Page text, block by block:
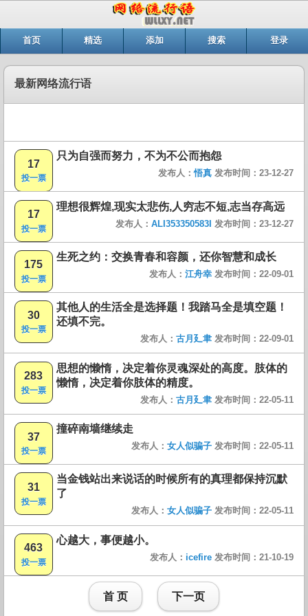
首页 精选 添加 搜索 登录
最新网络流行语
17
投一票
只为自强而努力，不为不公而抱怨
发布人：悟真 发布时间：23-12-27
17
投一票
理想很辉煌,现实太悲伤,人穷志不短,志当存高远
发布人： ALI353350583I 发布时间：23-12-27
175
投一票
生死之约：交换青春和容颜，还你智慧和成长
发布人： 江舟幸 发布时间：22-09-01
30
投一票
其他人的生活全是选择题！我踏马全是填空题！
还填不完。
发布人： 古月廴聿 发布时间：22-09-01
283
投一票
思想的懒惰，决定着你灵魂深处的高度。肢体的
懒惰，决定着你肢体的精度。
发布人： 古月廴聿 发布时间：22-05-11
37
投一票
撞碎南墙继续走
发布人： 女人似骗子 发布时间：22-05-11
31
投一票
当金钱站出来说话的时候所有的真理都保持沉默
了
发布人： 女人似骗子 发布时间：22-05-11
463
投一票
心越大，事便越小。
发布人： icefire 发布时间：21-10-19
首 页 下一页